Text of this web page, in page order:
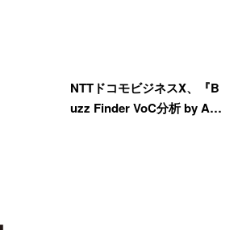
NTTドコモビジネスX、『B
uzz Finder VoC分析 by A…